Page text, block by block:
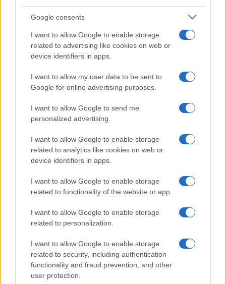
Google consents
I want to allow Google to enable storage
related to advertising like cookies on web or
device identifiers in apps.
I want to allow my user data to be sent to
Google for online advertising purposes.
I want to allow Google to send me
personalized advertising.
I want to allow Google to enable storage
related to analytics like cookies on web or
device identifiers in apps.
I want to allow Google to enable storage
related to functionality of the website or app.
I want to allow Google to enable storage
related to personalization.
I want to allow Google to enable storage
related to security, including authentication
functionality and fraud prevention, and other
user protection.
Ricevi le nostre ultime news
daGoogle News
Condividi l'articolo
F
a
b
o
o
k
T
w
te
r
Pi
n
re
st
W
h
at
s
A
p
p
S
h
re
Prossimo articolo
NOTIZIE RECENTI
Le previsioni meteo per il weekend a Olbia e in
Gallura
Michelle Hunziker in Gallura, bella anche dal
vivo: un amico vip svela come fa